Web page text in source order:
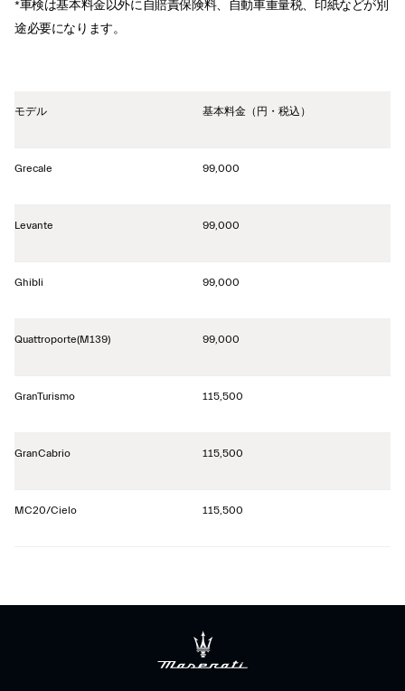
*車検は基本料金以外に自賠責保険料、自動車重量税、印紙などが別
途必要になります。
モデル 基本料金（円・税込）
Grecale 99,000
Levante 99,000
Ghibli 99,000
Quattroporte(M139) 99,000
GranTurismo 115,500
GranCabrio 115,500
MC20/Cielo 115,500